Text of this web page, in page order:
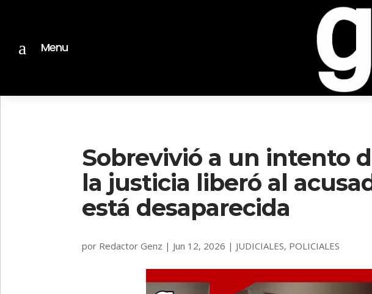
a Menu
Sobrevivió a un intento
la justicia liberó al
está desaparecida
por Redactor Genz | Jun 12, 2026 | JUDICIALES, POLICIALES